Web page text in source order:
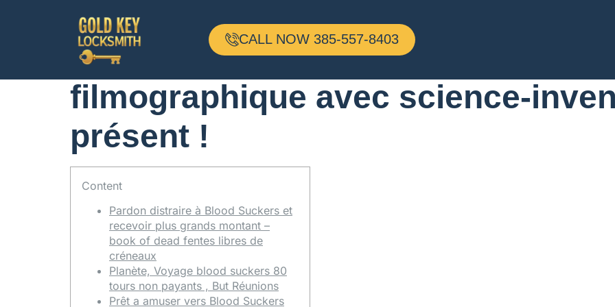
CALL NOW 385-557-8403
Au top 50 tours book of dead
créneaux sans frais via blood
filmographique avec science-
présent !
Content
Pardon distraire à Blood Suckers et
recevoir plus grands montant –
book of dead fentes libres de
créneaux
Planète, Voyage blood suckers 80
tours non payants , But Réunions
Prêt a amuser vers Blood Suckers